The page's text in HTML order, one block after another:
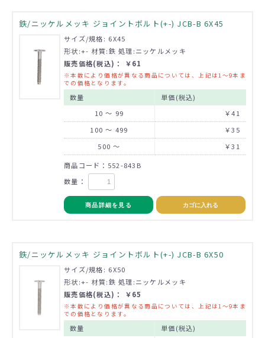
鉄/ニッケルメッキ ジョイントボルト(+-) JCB-B 6X45
サイズ/規格: 6X45
形状:+- 材質:鉄 処理:ニッケルメッキ
販売価格(税込)： ￥61
※本数により価格が異なる商品については、上記は1～9本ま
での価格となります。
数量
単価(税込)
10 ～ 99
￥41
100 ～ 499
￥35
500 ～
￥31
商品コード：552-843B
数量：
商品詳細を見る カゴに入れる
鉄/ニッケルメッキ ジョイントボルト(+-) JCB-B 6X50
サイズ/規格: 6X50
形状:+- 材質:鉄 処理:ニッケルメッキ
販売価格(税込)： ￥65
※本数により価格が異なる商品については、上記は1～9本ま
での価格となります。
数量
単価(税込)